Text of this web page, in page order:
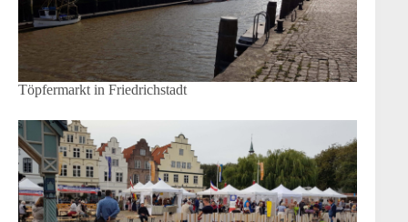
Töpfermarkt in Friedrichstadt